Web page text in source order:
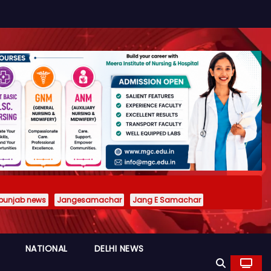
news Jangesamachar Jang E Samachar
NATIONAL DELHI NEWS